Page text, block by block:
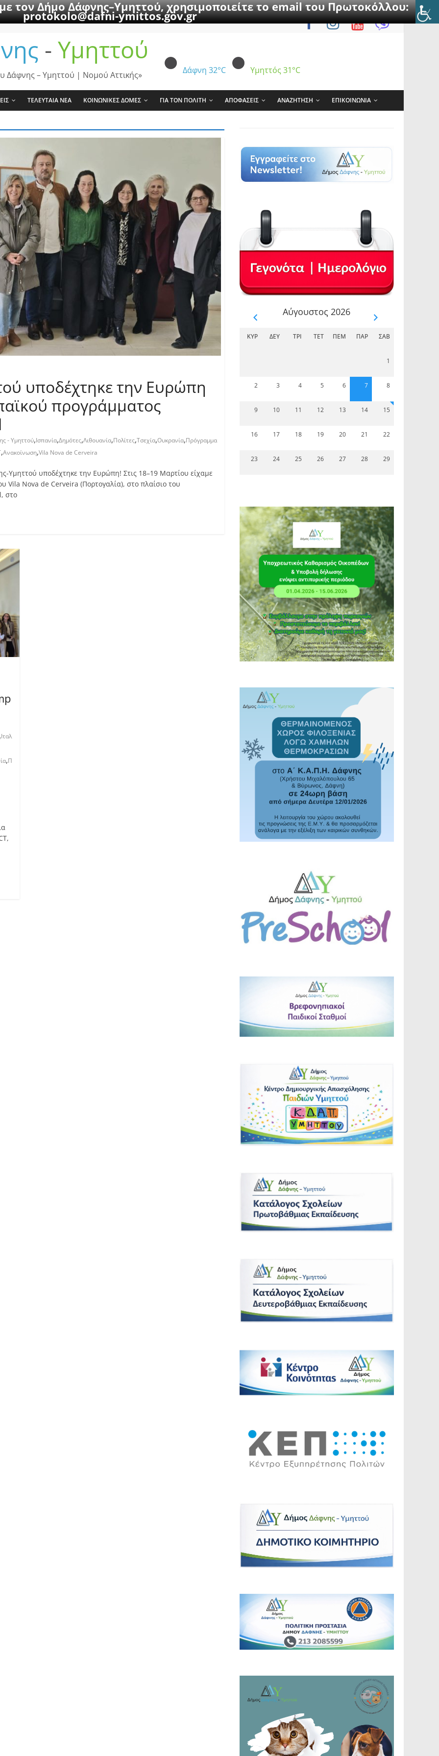
τον Δήμο Δάφνης–Υμηττού, χρησιμοποιείτε το email του Πρωτοκόλλου:
protokolo@dafni-ymittos.gov.gr
- Υμηττού
Δάφνη 32°C Υμηττός 31°C
Δάφνης – Υμηττού | Νομού Αττικής»
ΤΕΛΕΥΤΑΙΑ ΝΕΑ ΚΟΙΝΩΝΙΚΕΣ ΔΟΜΕΣ ΓΙΑ ΤΟΝ ΠΟΛΙΤΗ ΑΠΟΦΑΣΕΙΣ ΑΝΑΖΗΤΗΣΗ ΕΠΙΚΟΙΝΩΝΙΑ
υποδέχτηκε την Ευρώπη
προγράμματος
- Υμηττού,Ισπανία,Δημότες,Λιθουανία,Πολίτες,Τσεχία,Ουκρανία,Πρόγραμμα
,Ανακοίνωση,Vila Nova de Cerveira
Υμηττού υποδέχτηκε την Ευρώπη! Στις 18–19 Μαρτίου είχαμε
Nova de Cerveira (Πορτογαλία), στο πλαίσιο του
στο
,Ιταλ
,Π
Αύγουστος 2026
ΚΥΡ ΔΕΥ ΤΡΊ ΤΕΤ ΠΈΜ ΠΑΡ ΣΆΒ
1
2 3 4 5 6 7 8
9 10 11 12 13 14 15
16 17 18 19 20 21 22
23 24 25 26 27 28 29